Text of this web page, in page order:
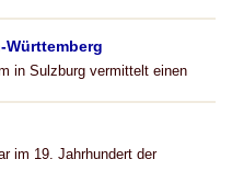
Württemberg
in Sulzburg vermittelt einen
im 19. Jahrhundert der